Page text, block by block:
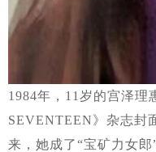
1984年，11岁的宫泽理
SEVENTEEN》杂志封
来，她成了“宝矿力女